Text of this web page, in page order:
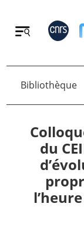
Retour
Accueil
Tous les articles
Qui sommes
Bibliothèque
du